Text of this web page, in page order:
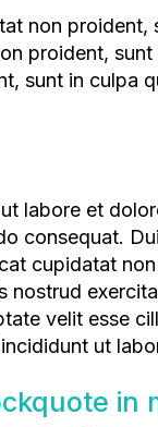
proident,
sunt in culpa
consequat.
cupidatat
nostrud
velit esse
ut